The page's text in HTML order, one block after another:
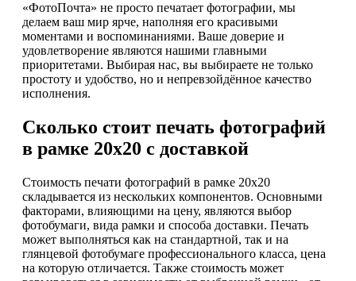
«ФотоПочта» не просто печатает фотографии, мы
делаем ваш мир ярче, наполняя его красивыми
моментами и воспоминаниями. Ваше доверие и
удовлетворение являются нашими главными
приоритетами. Выбирая нас, вы выбираете не только
простоту и удобство, но и непревзойдённое качество
исполнения.
Сколько стоит печать фотографий
в рамке 20х20 с доставкой
Стоимость печати фотографий в рамке 20х20
складывается из нескольких компонентов. Основными
факторами, влияющими на цену, являются выбор
фотобумаги, вида рамки и способа доставки. Печать
может выполняться как на стандартной, так и на
глянцевой фотобумаге профессионального класса, цена
на которую отличается. Также стоимость может